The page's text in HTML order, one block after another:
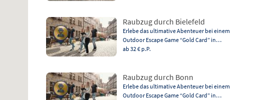
Raubzug durch Bielefeld
Erlebe das ultimative Abenteuer bei einem
Outdoor Escape Game “Gold Card” in…
ab 32 € p.P.
Raubzug durch Bonn
Erlebe das ultimative Abenteuer bei einem
Outdoor Escape Game “Gold Card” in…